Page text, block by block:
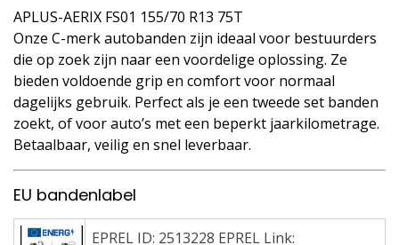
APLUS-AERIX FS01 155/70 R13 75T
Onze C-merk autobanden zijn ideaal voor bestuurders
die op zoek zijn naar een voordelige oplossing. Ze
bieden voldoende grip en comfort voor normaal
dagelijks gebruik. Perfect als je een tweede set banden
zoekt, of voor auto’s met een beperkt jaarkilometrage.
Betaalbaar, veilig en snel leverbaar.
EU bandenlabel
EPREL ID: 2513228 EPREL Link: